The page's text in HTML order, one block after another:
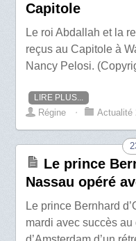
Capitole
Le roi Abdallah et la
reçus au Capitole à
Nancy Pelosi.
LIRE PLUS...
Régine ⋅ Actualité
Le prince
Nassau opéré
Le prince Bernhard
mardi avec succès